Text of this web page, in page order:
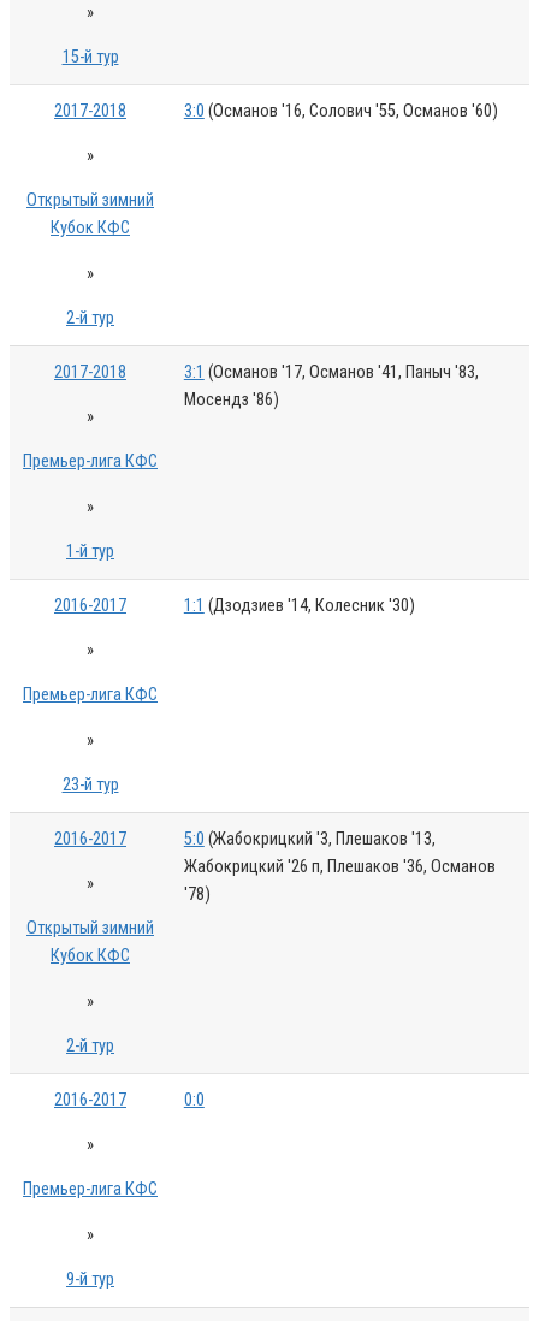
»
15-й тур
2017-2018
»
Открытый зимний
Кубок КФС
»
2-й тур
3:0 (Османов '16, Солович '55, Османов '60)
2017-2018
»
Премьер-лига КФС
»
1-й тур
3:1 (Османов '17, Османов '41, Паныч '83,
Мосендз '86)
2016-2017
»
Премьер-лига КФС
»
23-й тур
1:1 (Дзодзиев '14, Колесник '30)
2016-2017
»
Открытый зимний
Кубок КФС
»
2-й тур
5:0 (Жабокрицкий '3, Плешаков '13,
Жабокрицкий '26 п, Плешаков '36, Османов
'78)
2016-2017
»
Премьер-лига КФС
»
9-й тур
0:0